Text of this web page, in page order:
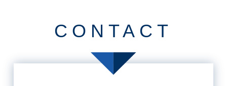
・2024年3月(1記事)
CONTACT